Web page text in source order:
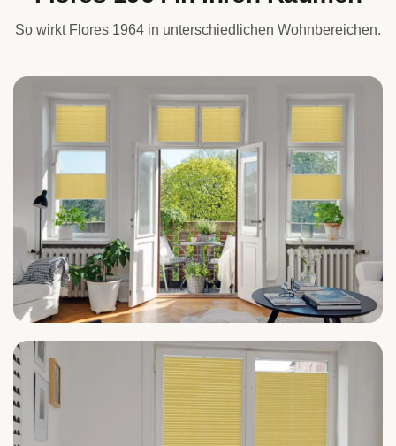
So wirkt Flores 1964 in unterschiedlichen Wohnbereichen.
Wohnzimmer